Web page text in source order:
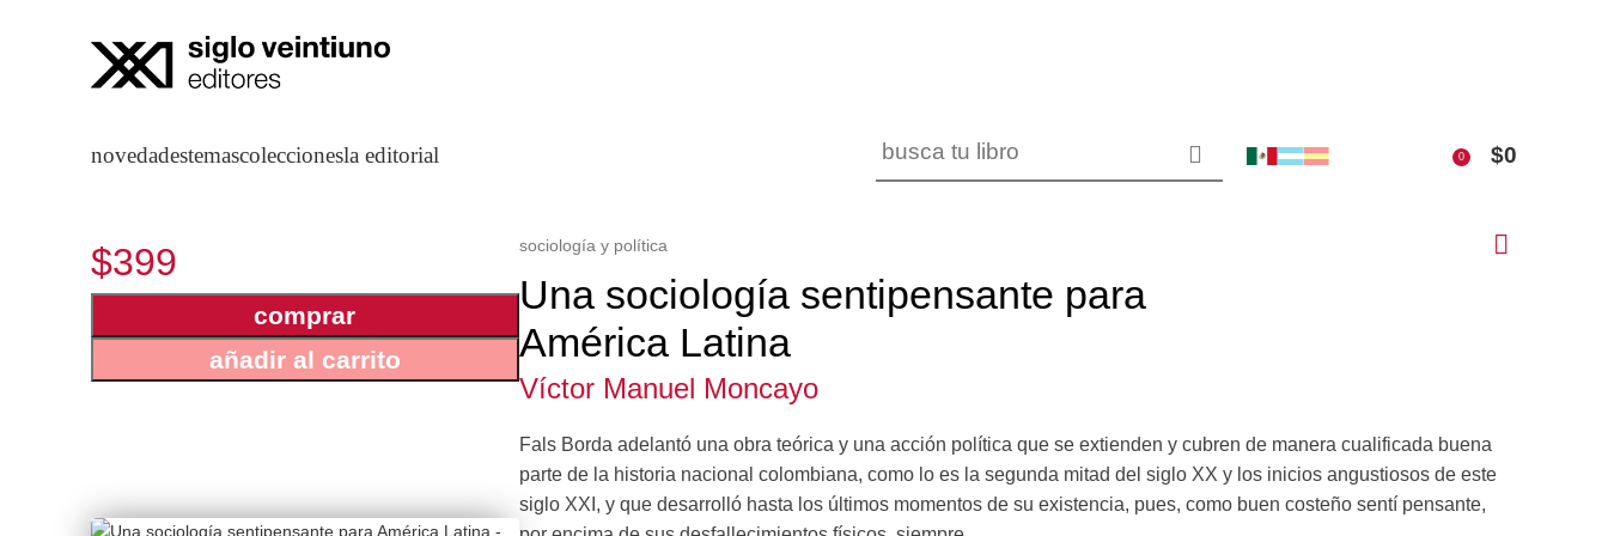
novedadestemascoleccionesla editorial 0 $0
$399
añadir al carrito
comprar
sociología y política
Una sociología sentipensante para
América Latina
Víctor Manuel Moncayo
Fals Borda adelantó una obra teórica y una acción política que se extienden y cubren de manera cualificada buena
parte de la historia nacional colombiana, como lo es la segunda mitad del siglo XX y los inicios angustiosos de este
siglo XXI, y que desarrolló hasta los últimos momentos de su existencia, pues, como buen costeño sentí pensante,